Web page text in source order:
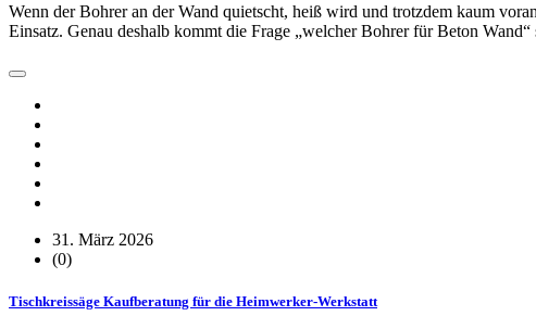
Wenn der Bohrer an der Wand quietscht, heiß wird und trotzdem kaum
Einsatz. Genau deshalb kommt die Frage „welcher Bohrer für Beton
31. März 2026
(0)
Tischkreissäge Kaufberatung für die Heimwerker-Werkstatt